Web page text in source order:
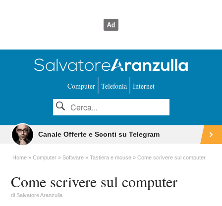
Computer Telefonia Internet
Canale Offerte e Sconti su Telegram
Home Computer Software Tastiera e mouse Come scrivere sul computer
Come scrivere sul computer
diSalvatore Aranzulla